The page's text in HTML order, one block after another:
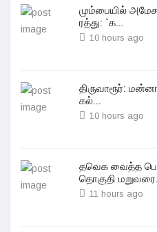
மும்பையில்
ரத்து: `க...
10 hours ago
திருவாரூர்:
கல்...
10 hours ago
தவெக வைத்த
தொகுதி
11 hours ago